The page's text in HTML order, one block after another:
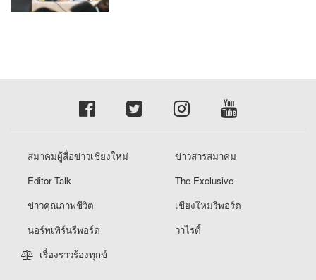
สมาคมผู้สื่อข่าวเชียงใหม่
ข่าวสารสมาคม
Editor Talk
The Exclusive
ข่าวคุณภาพชีวิต
เชียงใหม่รีพอร์ต
นอร์ทเทิร์นรีพอร์ต
วาไรตี้
เรื่องราวร้องทุกข์